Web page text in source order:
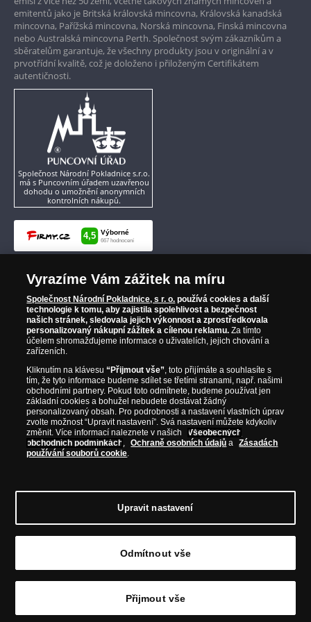
emitentů jako je Britská královská mincovna, Královská kanadská
mincovna, Pařížská mincovna, Norská mincovna, Finská mincovna
nebo Australská mincovna Perth. Společnost svým zákazníkům a
sběratelům garantuje, že všechny produkty jsou v originální a v
prvotřídní kvalitě, což je doloženo i přiloženým Certifikátem
autentičnosti.
Společnost Národní Pokladnice s.r.o.
má s Puncovním úřadem uzavřenou
dohodu o umožnění anonymních
kontrolních nákupů.
IČ: 28507622; DIČ: CZ28507622Společnost zapsána v OR vedeném Městským
Vyrazíme Vám zážitek na míru
Společnost Národní Pokladnice, s r. o. používá cookies a další
technologie k tomu, aby zajistila spolehlivost a bezpečnost
našich stránek, sledovala jejich výkonnost a zprostředkovala
personalizovaný nákupní zážitek a cílenou reklamu. Za tímto
účelem shromažďujeme informace o uživatelích, jejich chování a
zařízeních.
Kliknutím na klávesu“Přijmout vše”, toto přijímáte a souhlasíte s
tím, že tyto informace budeme sdílet se třetími stranami, např. našimi
obchodními partnery. Pokud toto odmítnete, budeme používat jen
základní cookies a bohužel nebudete dostávat žádný
personalizovaný obsah. Pro podrobnosti a nastavení vlastních úprav
zvolte možnost “Upravit nastavení”. Svá nastavení můžete kdykoliv
změnit. Více informací naleznete v našich
Všeobecných
obchodních podmínkách , Ochraně osobních údajů a
Zásadách
používání souborů cookie.
Upravit nastavení
Odmítnout vše
Přijmout vše